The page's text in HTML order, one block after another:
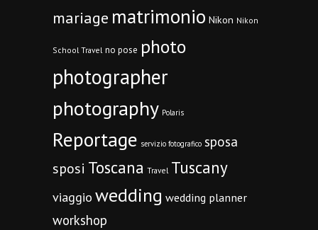
mariage matrimonio Nikon Nikon
School Travel no pose photo
photographer
photography Polaris
Reportage servizio fotografico sposa
sposi Toscana Travel Tuscany
viaggio wedding wedding planner
workshop